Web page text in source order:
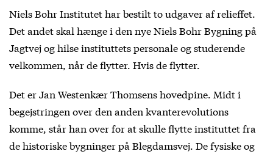
Niels Bohr Institutet har bestilt to udgaver af relieffet.
Det andet skal hænge i den nye Niels Bohr Bygning på
Jagtvej og hilse instituttets personale og studerende
velkommen, når de flytter. Hvis de flytter.
Det er Jan Westenkær Thomsens hovedpine. Midt i
begejstringen over den anden kvanterevolutions
komme, står han over for at skulle flytte instituttet fra
de historiske bygninger på Blegdamsvej. De fysiske og